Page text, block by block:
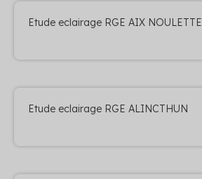
Etude eclairage RGE AIX NOULETTE
Etude eclairage RGE ALINCTHUN